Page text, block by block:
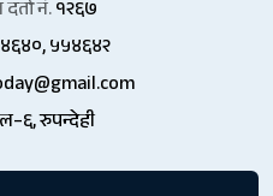
नं.१२६७
५५४६४२
रुपन्देही